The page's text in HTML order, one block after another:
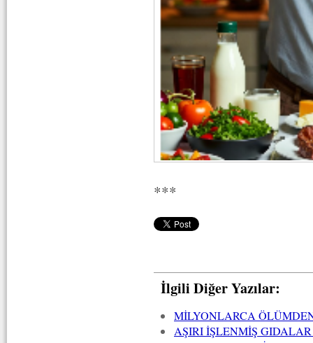
***
İlgili Diğer Yazılar:
MİLYONLARCA
AŞIRI İŞLENMİŞ